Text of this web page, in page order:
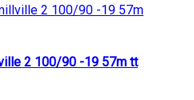
2 100/90 -19 57m tt